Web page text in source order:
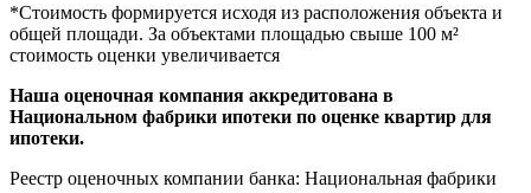
*Стоимость формируется исходя из расположения объекта и
общей площади. За объектами площадью свыше 100 м²
стоимость оценки увеличивается
Наша оценочная компания аккредитована в
Национальном фабрики ипотеки по оценке квартир для
ипотеки.
Реестр оценочных компании банка: Национальная фабрики